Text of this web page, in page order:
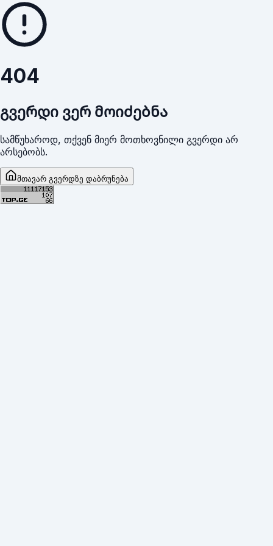
404
გვერდი ვერ მოიძებნა
სამწუხაროდ, თქვენ მიერ მოთხოვნილი გვერდი არ
არსებობს.
მთავარ გვერდზე დაბრუნება